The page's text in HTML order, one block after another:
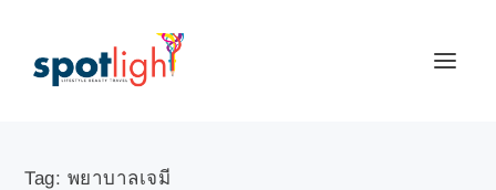
Tag: พยาบาลเจมี